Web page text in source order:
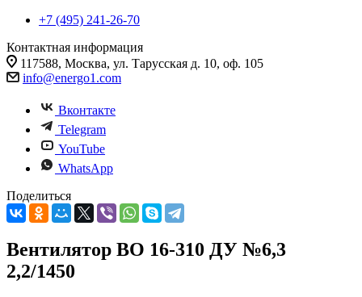
+7 (495) 241-26-70
Контактная информация
117588, Москва, ул. Тарусская д. 10, оф. 105
info@energo1.com
Вконтакте
Telegram
YouTube
WhatsApp
Поделиться
Вентилятор ВО 16-310 ДУ №6,3
2,2/1450